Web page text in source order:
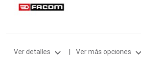
Ver detalles expand_more Ver más opciones expand_more